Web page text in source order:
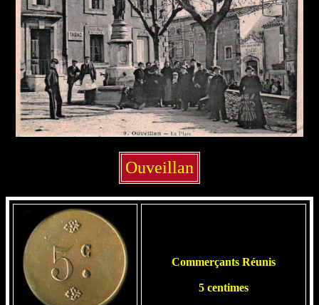
Ouveillan
Commerçants Réunis
5 centimes